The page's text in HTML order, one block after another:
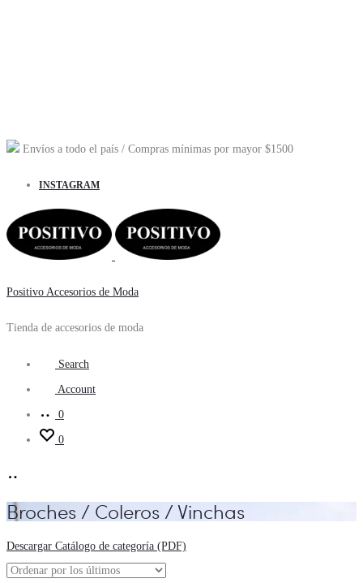
Envíos a todo el país / Compras mínimas por mayor $1500
INSTAGRAM
Positivo Accesorios de Moda
Tienda de accesorios de moda
Search
Account
0
0
Broches / Coleros / Vinchas
Descargar Catálogo de categoría (PDF)